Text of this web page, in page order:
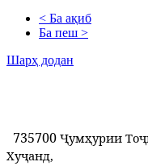
< Ба ақиб
Ба пеш >
Шарҳ додан
735700 Ҷумҳурии
Хуҷанд,